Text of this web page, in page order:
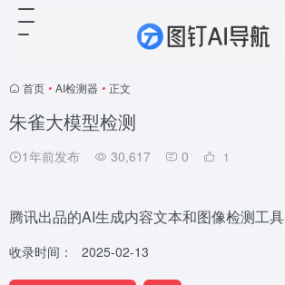
首页 • AI检测器 • 正文
朱雀大模型检测
1年前发布 30,617 0 1
腾讯出品的AI生成内容文本和图像检测工具
收录时间： 2025-02-13